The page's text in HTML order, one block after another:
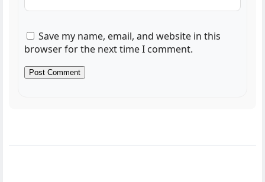
Save my name, email, and website in this
browser for the next time I comment.